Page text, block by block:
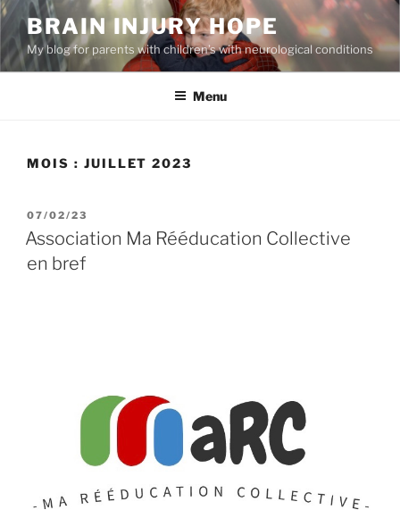
Aller
contenu
principal
BRAIN INJURY HOPE
My blog for parents with children’s with neurological conditions
Menu
MOIS : JUILLET 2023
PUBLIÉ
LE
07/02/23
Association Ma Rééducation Collective
en bref